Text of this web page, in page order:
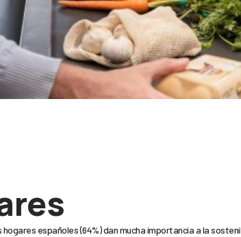
hogares españoles (64%) dan mucha importancia a la